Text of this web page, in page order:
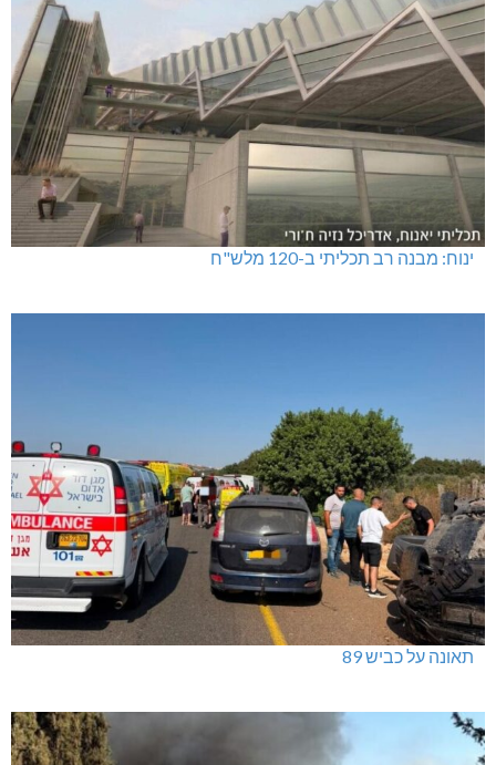
ינוח: מבנה רב תכליתי ב-120 מלש"ח
תאונה על כביש 89